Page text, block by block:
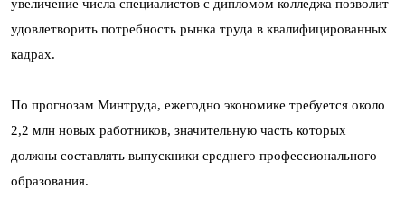
увеличение числа специалистов с дипломом колледжа позволит
удовлетворить потребность рынка труда в квалифицированных
кадрах.
По прогнозам Минтруда, ежегодно экономике требуется около
2,2 млн новых работников, значительную часть которых
должны составлять выпускники среднего профессионального
образования.